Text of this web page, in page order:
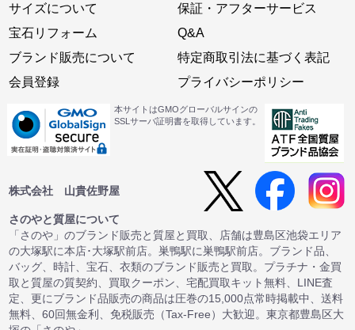
サイズについて
宝石リフォーム
ブランド販売について
会員登録
保証・アフターサービス
Q&A
特定商取引法に基づく表記
プライバシーポリシー
本サイトはGMOグローバルサインの
SSLサーバ証明書を取得しています。
株式会社 山貴佐野屋
さのやと質屋について
「さのや」のブランド販売と質屋と買取、店舗は豊島区池袋エリア
の大塚駅に本店･大塚駅前店。巣鴨駅に巣鴨駅前店。ブランド品、
バッグ、時計、宝石、衣類のブランド販売と買取。プラチナ・金買
取と質屋の質契約、買取クーポン、宅配買取キット無料、LINE査
定、更にブランド品販売の商品は圧巻の15,000点常時掲載中、送料
無料、60回無金利、免税販売（Tax-Free）大歓迎。東京都豊島区大